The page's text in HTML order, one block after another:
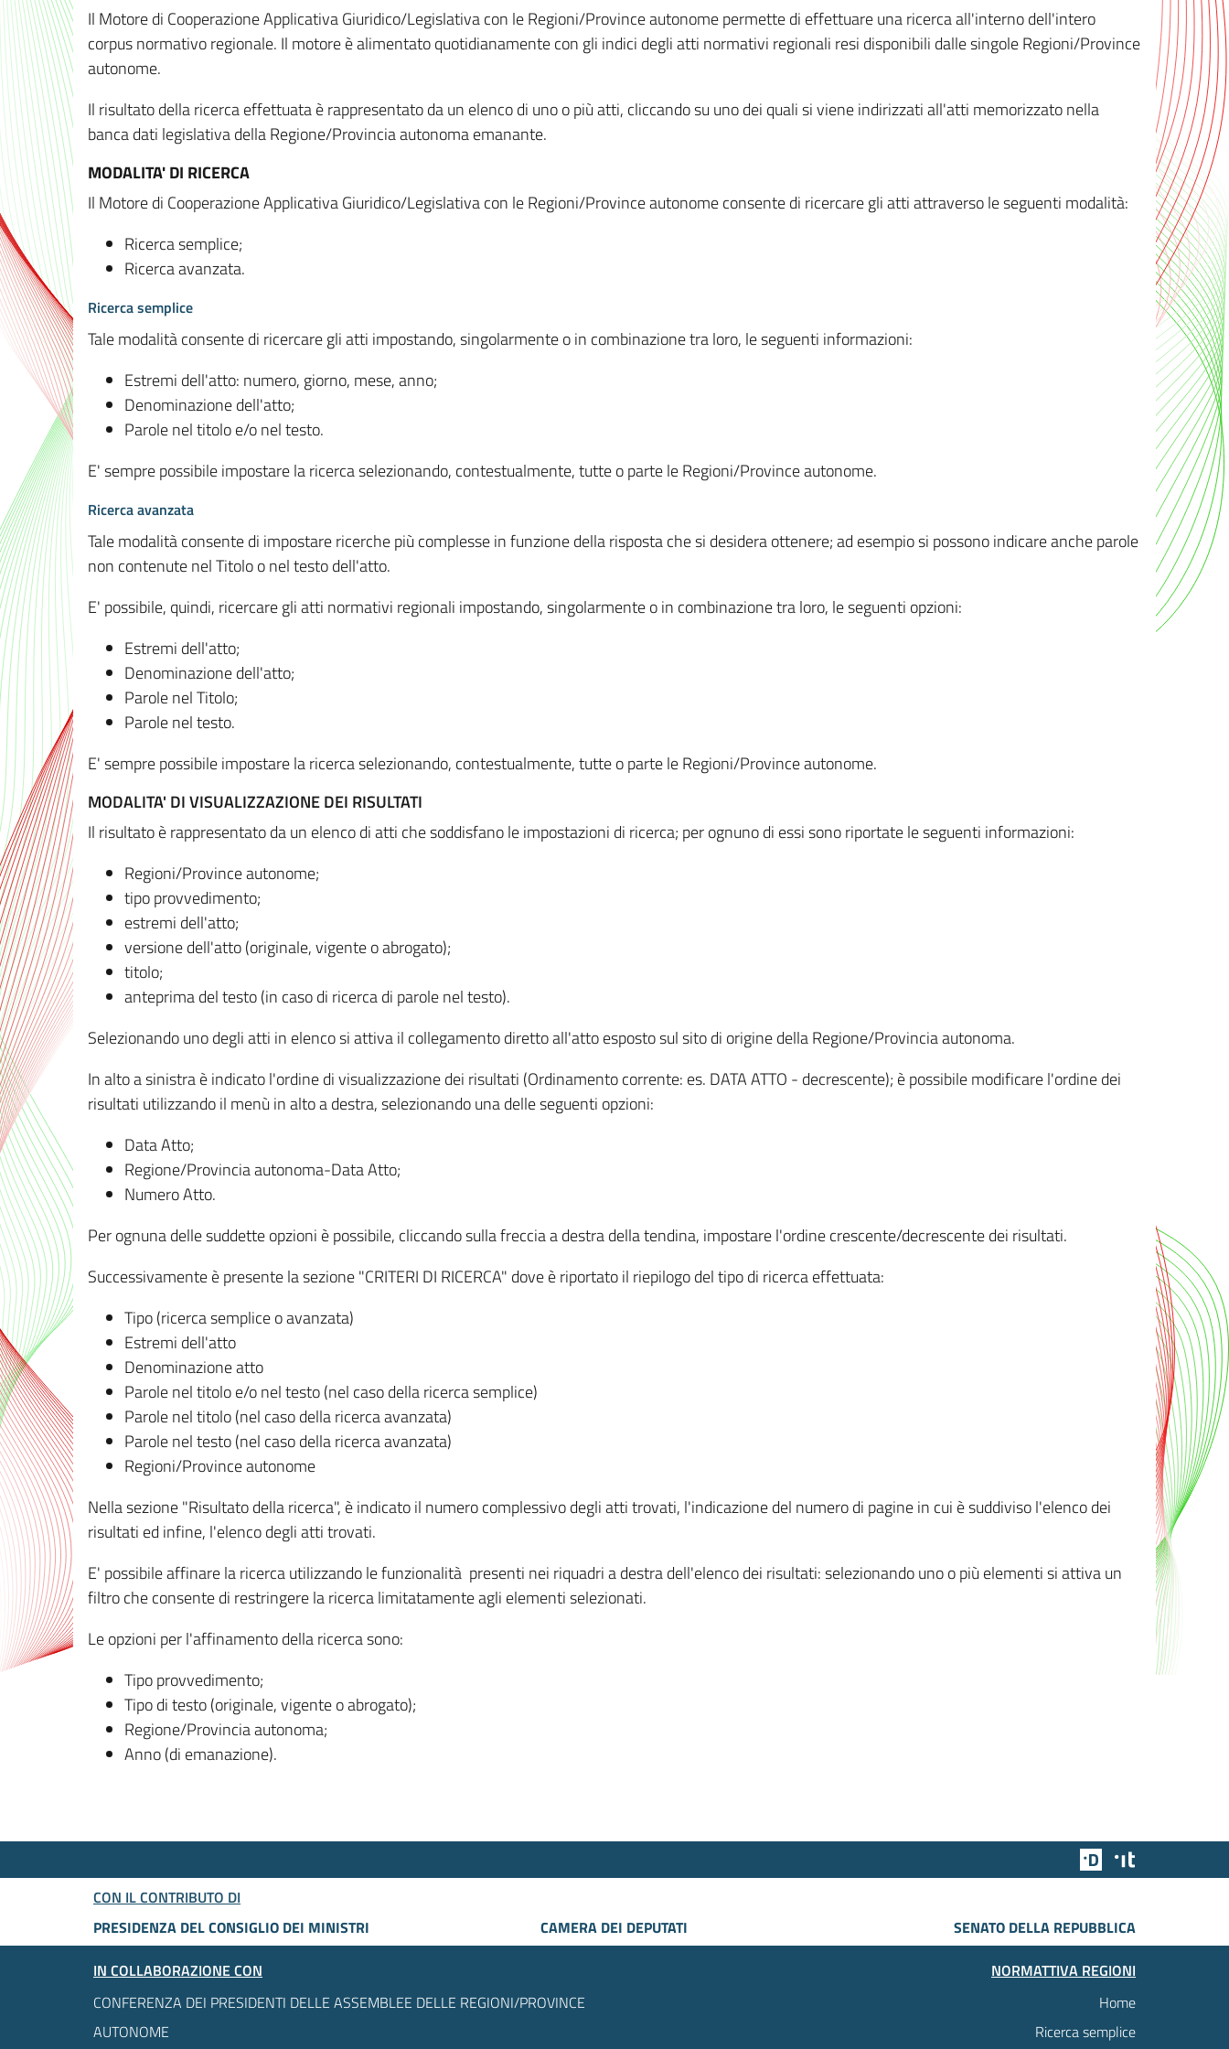
Il Motore di Cooperazione Applicativa Giuridico/Legislativa con le Regioni/Province autonome permette di effettuare una ricerca all'interno dell'intero
corpus normativo regionale. Il motore è alimentato quotidianamente con gli indici degli atti normativi regionali resi disponibili dalle singole Regioni/Province
autonome.
Il risultato della ricerca effettuata è rappresentato da un elenco di uno o più atti, cliccando su uno dei quali si viene indirizzati all'atti memorizzato nella
banca dati legislativa della Regione/Provincia autonoma emanante.
MODALITA' DI RICERCA
Il Motore di Cooperazione Applicativa Giuridico/Legislativa con le Regioni/Province autonome consente di ricercare gli atti attraverso le seguenti modalità:
Ricerca semplice;
Ricerca avanzata.
Ricerca semplice
Tale modalità consente di ricercare gli atti impostando, singolarmente o in combinazione tra loro, le seguenti informazioni:
Estremi dell'atto: numero, giorno, mese, anno;
Denominazione dell'atto;
Parole nel titolo e/o nel testo.
E' sempre possibile impostare la ricerca selezionando, contestualmente, tutte o parte le Regioni/Province autonome.
Ricerca avanzata
Tale modalità consente di impostare ricerche più complesse in funzione della risposta che si desidera ottenere; ad esempio si possono indicare anche parole
non contenute nel Titolo o nel testo dell'atto.
E' possibile, quindi, ricercare gli atti normativi regionali impostando, singolarmente o in combinazione tra loro, le seguenti opzioni:
Estremi dell'atto;
Denominazione dell'atto;
Parole nel Titolo;
Parole nel testo.
E' sempre possibile impostare la ricerca selezionando, contestualmente, tutte o parte le Regioni/Province autonome.
MODALITA' DI VISUALIZZAZIONE DEI RISULTATI
Il risultato è rappresentato da un elenco di atti che soddisfano le impostazioni di ricerca; per ognuno di essi sono riportate le seguenti informazioni:
Regioni/Province autonome;
tipo provvedimento;
estremi dell'atto;
versione dell'atto (originale, vigente o abrogato);
titolo;
anteprima del testo (in caso di ricerca di parole nel testo).
Selezionando uno degli atti in elenco si attiva il collegamento diretto all'atto esposto sul sito di origine della Regione/Provincia autonoma.
In alto a sinistra è indicato l'ordine di visualizzazione dei risultati (Ordinamento corrente: es. DATA ATTO - decrescente); è possibile modificare l'ordine dei
risultati utilizzando il menù in alto a destra, selezionando una delle seguenti opzioni:
Data Atto;
Regione/Provincia autonoma-Data Atto;
Numero Atto.
Per ognuna delle suddette opzioni è possibile, cliccando sulla freccia a destra della tendina, impostare l'ordine crescente/decrescente dei risultati.
Successivamente è presente la sezione "CRITERI DI RICERCA" dove è riportato il riepilogo del tipo di ricerca effettuata:
Tipo (ricerca semplice o avanzata)
Estremi dell'atto
Denominazione atto
Parole nel titolo e/o nel testo (nel caso della ricerca semplice)
Parole nel titolo (nel caso della ricerca avanzata)
Parole nel testo (nel caso della ricerca avanzata)
Regioni/Province autonome
Nella sezione "Risultato della ricerca", è indicato il numero complessivo degli atti trovati, l'indicazione del numero di pagine in cui è suddiviso l'elenco dei
risultati ed infine, l'elenco degli atti trovati.
E' possibile affinare la ricerca utilizzando le funzionalità presenti nei riquadri a destra dell'elenco dei risultati: selezionando uno o più elementi si attiva un
filtro che consente di restringere la ricerca limitatamente agli elementi selezionati.
Le opzioni per l'affinamento della ricerca sono:
Tipo provvedimento;
Tipo di testo (originale, vigente o abrogato);
Regione/Provincia autonoma;
Anno (di emanazione).
Team Digitale
CON IL CONTRIBUTO DI
PRESIDENZA DEL CONSIGLIO DEI MINISTRI
CAMERA DEI DEPUTATI
SENATO DELLA REPUBBLICA
IN COLLABORAZIONE CON
CONFERENZA DEI PRESIDENTI DELLE ASSEMBLEE DELLE REGIONI/PROVINCE
AUTONOME
NORMATTIVA REGIONI
Home
Ricerca semplice